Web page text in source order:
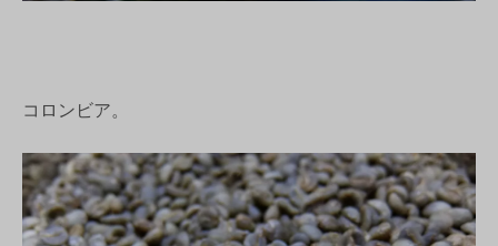
コロンビア。